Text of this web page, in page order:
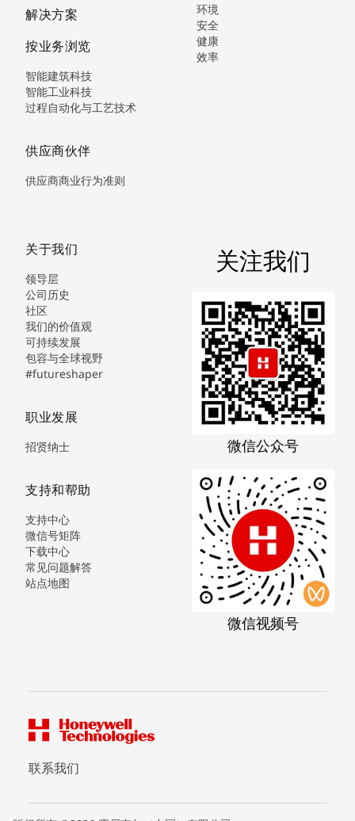
解决方案
按业务浏览
智能建筑科技
智能工业科技
过程自动化与工艺技术
供应商伙伴
供应商商业行为准则
环境
安全
健康
效率
关于我们
领导层
公司历史
社区
我们的价值观
可持续发展
包容与全球视野
#futureshaper
职业发展
招贤纳士
支持和帮助
支持中心
微信号矩阵
下载中心
常见问题解答
站点地图
关注我们
微信公众号
微信视频号
联系我们